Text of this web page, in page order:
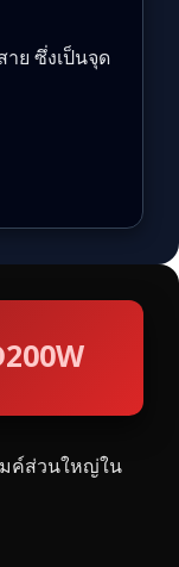
าย ซึ่งเป็นจุด
มค์ส่วนใหญ่ใน